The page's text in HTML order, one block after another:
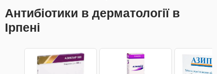
Антибіотики в дерматології в
Ірпені